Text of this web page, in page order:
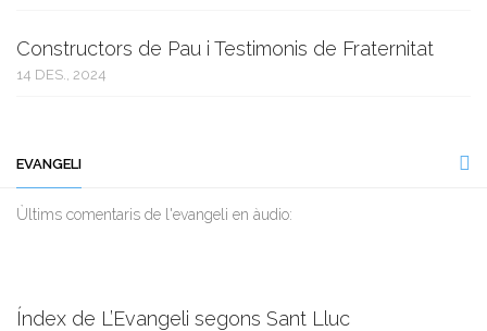
Constructors de Pau i Testimonis de Fraternitat
14 DES., 2024
EVANGELI
Ùltims comentaris de l'evangeli en àudio:
Índex de L’Evangeli segons Sant Lluc